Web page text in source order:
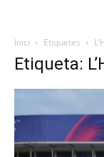
Inici Etiquetes
Etiqueta: